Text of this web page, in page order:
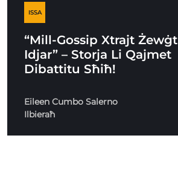
ISSA
“Mill-Gossip Xtrajt Żewġt
Idjar” – Storja Li Qajmet
Dibattitu Sħiħ!
Eileen Cumbo Salerno
Ilbieraħ